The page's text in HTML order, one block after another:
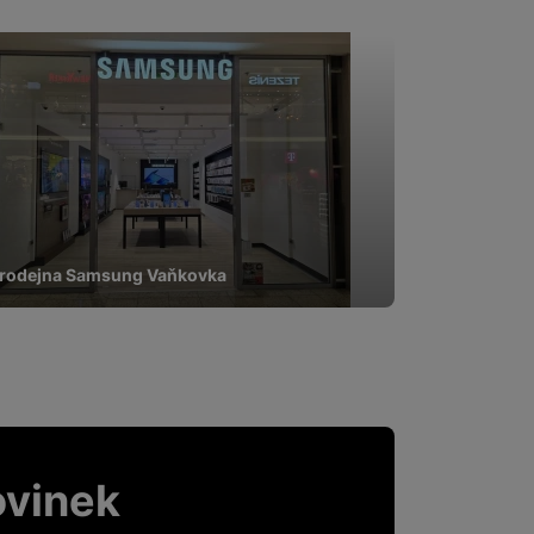
nebo reklamy jak
Samsung Vaňkovka